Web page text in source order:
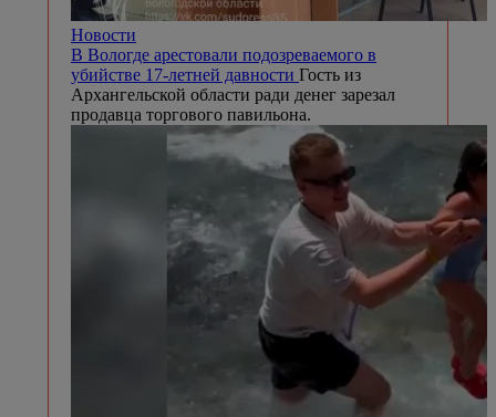
Новости
В Вологде арестовали подозреваемого в
убийстве 17-летней давности Гость из
Архангельской области ради денег зарезал
продавца торгового павильона.